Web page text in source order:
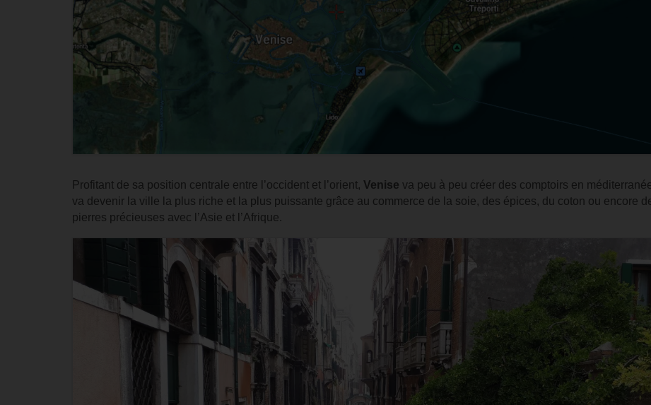
Profitant de sa position centrale entre l’occident et l’orient, Venise va peu à peu créer des comptoirs en
va devenir la ville la plus riche et la plus puissante grâce au commerce de la soie, des épices, du coton ou encore
pierres précieuses avec l’Asie et l’Afrique.